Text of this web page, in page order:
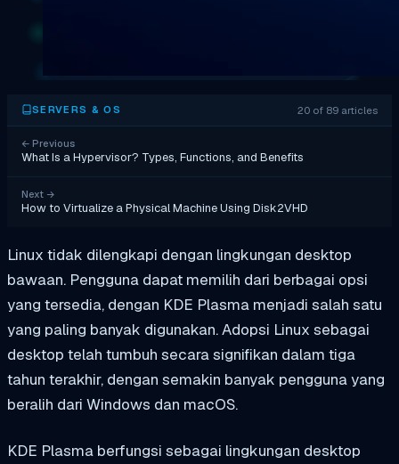
SERVERS & OS 20 of 89 articles
← Previous
What Is a Hypervisor? Types, Functions, and Benefits
Next →
How to Virtualize a Physical Machine Using Disk2VHD
Linux tidak dilengkapi dengan lingkungan desktop
bawaan. Pengguna dapat memilih dari berbagai opsi
yang tersedia, dengan KDE Plasma menjadi salah satu
yang paling banyak digunakan. Adopsi Linux sebagai
desktop telah tumbuh secara signifikan dalam tiga
tahun terakhir, dengan semakin banyak pengguna yang
beralih dari Windows dan macOS.
KDE Plasma berfungsi sebagai lingkungan desktop